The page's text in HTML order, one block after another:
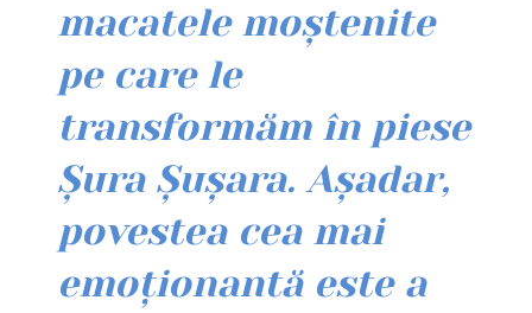
macatele moștenite
pe care le
transformăm în piese
Șura Șușara. Așadar,
povestea cea mai
emoționantă este a